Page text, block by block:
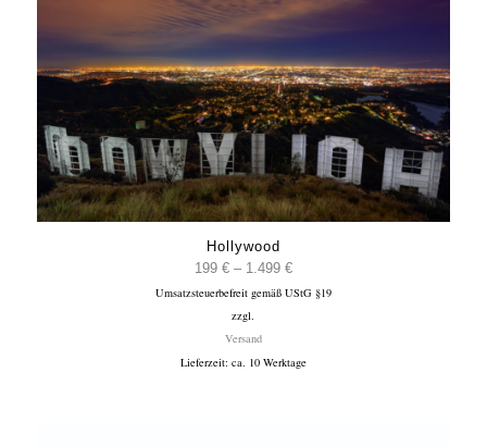
Hollywood
199 € – 1.499 €Preisspanne:
199 €
Umsatzsteuerbefreit gemäß UStG §19
zzgl.
Versand
Lieferzeit: ca. 10 Werktage